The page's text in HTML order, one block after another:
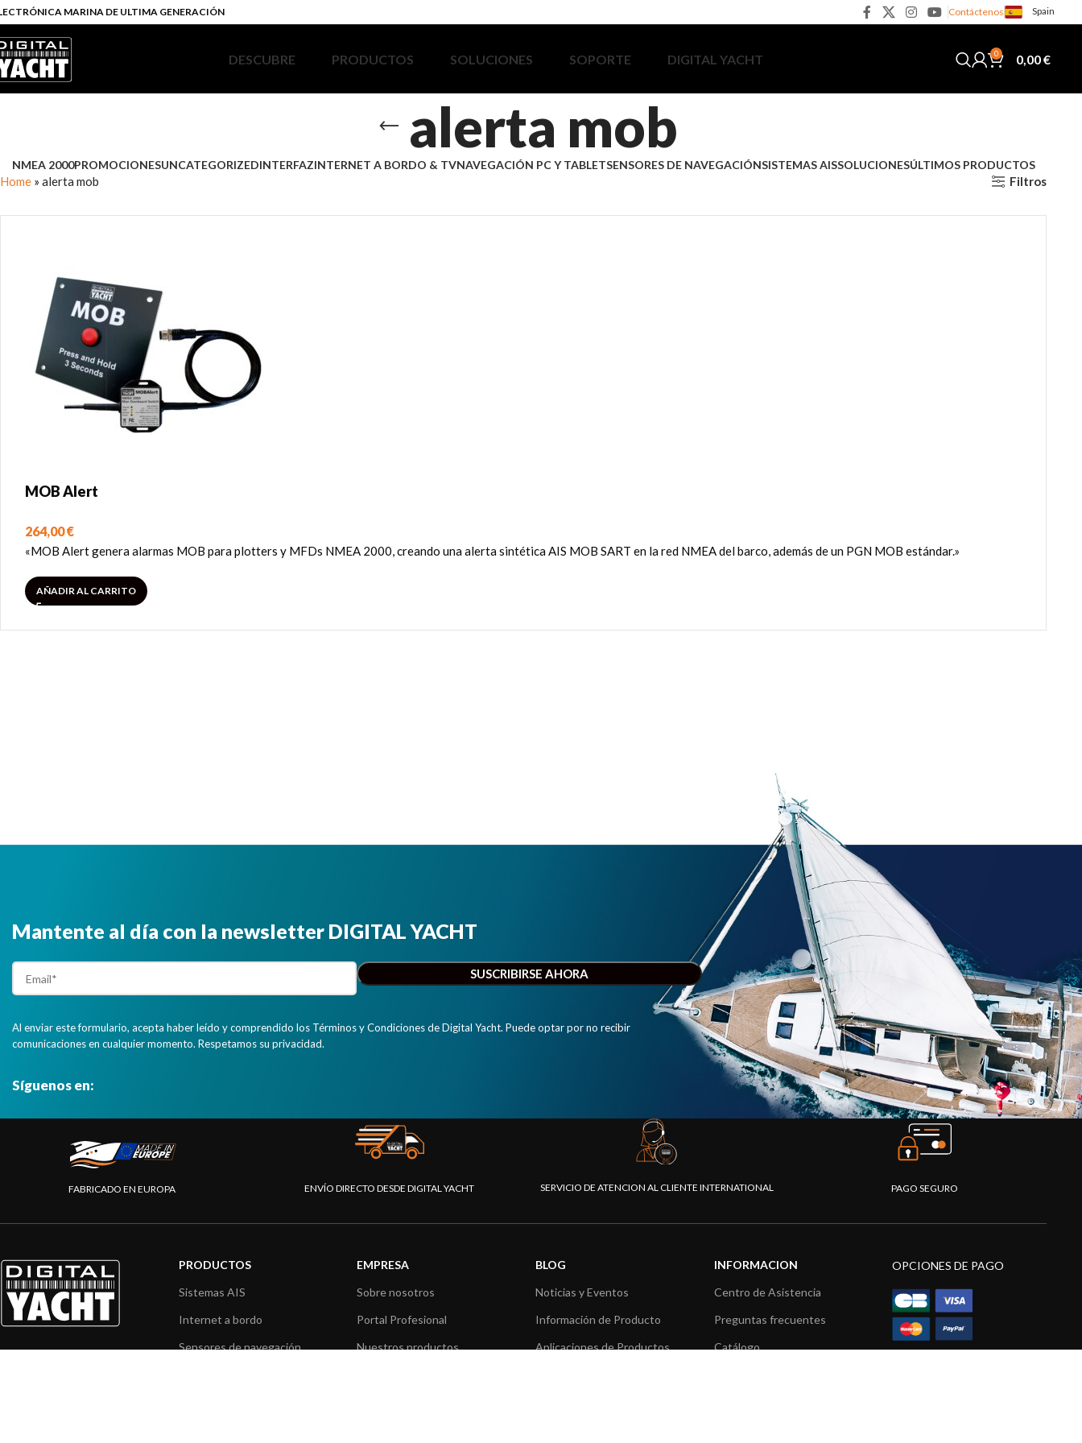
MARINA DE ULTIMA GENERACIÓN Contáctenos Spain
DESCUBRE PRODUCTOS SOLUCIONES SOPORTE DIGITAL YACHT 0 0,00€
alerta mob
NMEA 2000PROMOCIONESUNCATEGORIZEDINTERFAZINTERNET A BORDO & TVNAVEGACIÓN PC Y TABLETSENSORES DE NAVEGACIÓNSISTEMAS AISSOLUCIONESÚLTIMOS PRODUCTOS
Home » alerta mob Filtros
MOB Alert
264,00€
«MOB Alert genera alarmas MOB para plotters y MFDs NMEA 2000, creando una alerta sintética AIS MOB SART en la red NMEA del barco, además de un PGN MOB estándar.»
AÑADIR AL CARRITO
Mantente al día con la newsletter DIGITAL YACHT
Al enviar este formulario, acepta haber leído y comprendido los Términos y Condiciones de Digital Yacht. Puede optar por no recibir
comunicaciones en cualquier momento. Respetamos su privacidad.
Síguenos en:
FABRICADO EN EUROPA ENVÍO DIRECTO DESDE DIGITAL YACHT SERVICIO DE ATENCION AL CLIENTE INTERNATIONAL PAGO SEGURO
PRODUCTOS
Sistemas AIS
Internet a bordo
Sensores de navegación
EMPRESA
Sobre nosotros
Portal Profesional
Nuestros productos
BLOG
Noticias y Eventos
Información de Producto
Aplicaciones de Productos
INFORMACION
Centro de Asistencia
Preguntas frecuentes
Catálogo
OPCIONES DE PAGO